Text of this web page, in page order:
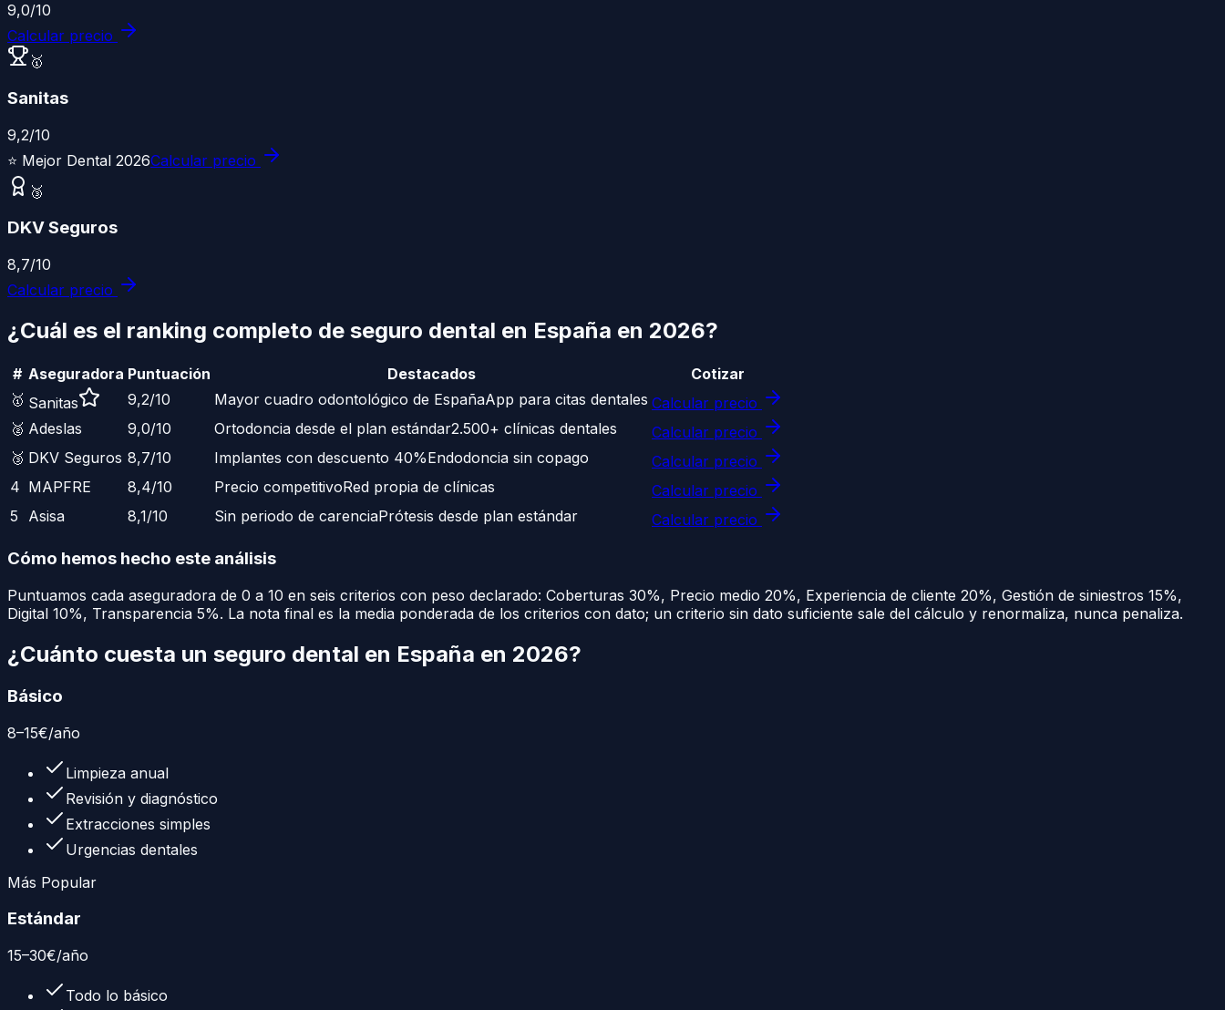
9,0/10
Calcular precio
🥇
Sanitas
9,2/10
⭐ Mejor Dental 2026Calcular precio
🥉
DKV Seguros
8,7/10
Calcular precio
¿Cuál es el ranking completo de seguro dental en España en 2026?
# Aseguradora Puntuación Destacados
Cotizar
🥇 Sanitas 9,2/10 Mayor cuadro odontológico de EspañaApp para citas dentales Calcular precio
🥈 Adeslas 9,0/10 Ortodoncia desde el plan estándar2.500+ clínicas dentales
Calcular precio
🥉 DKV Seguros 8,7/10 Implantes con descuento 40%Endodoncia sin copago
Calcular precio
4 MAPFRE 8,4/10 Precio competitivoRed propia de clínicas
Calcular precio
5
Asisa 8,1/10 Sin periodo de carenciaPrótesis desde plan estándar Calcular precio
Cómo hemos hecho este análisis
Puntuamos cada aseguradora de 0 a 10 en seis criterios con peso declarado: Coberturas 30%, Precio medio 20%, Experiencia de cliente 20%, Gestión de siniestros 15%,
Digital 10%, Transparencia 5%. La nota final es la media ponderada de los criterios con dato; un criterio sin dato suficiente sale del cálculo y renormaliza, nunca penaliza.
¿Cuánto cuesta un seguro dental en España en 2026?
Básico
8–15€/año
Limpieza anual
Revisión y diagnóstico
Extracciones simples
Urgencias dentales
Más Popular
Estándar
15–30€/año
Todo lo básico